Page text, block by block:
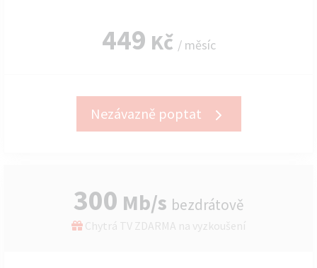
449 Kč / měsíc
Nezávazně poptat
300 Mb/s bezdrátově
Chytrá TV ZDARMA na vyzkoušení